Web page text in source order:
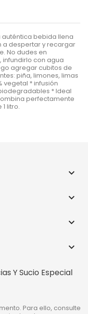
auténtica bebida llena
a despertar y recargar
No dudes en
infundirlo con agua
agregar cubitos de
piña, limones, limas
vegetal * infusión
* Ideal
perfectamente
litro.
keyboard_arrow_down



Y Sucio Especial
Para ello, consulte